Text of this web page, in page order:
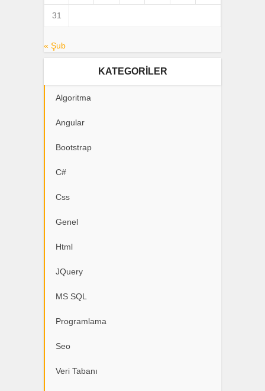
31
« Şub
KATEGORILER
Algoritma
Angular
Bootstrap
C#
Css
Genel
Html
JQuery
MS SQL
Programlama
Seo
Veri Tabanı